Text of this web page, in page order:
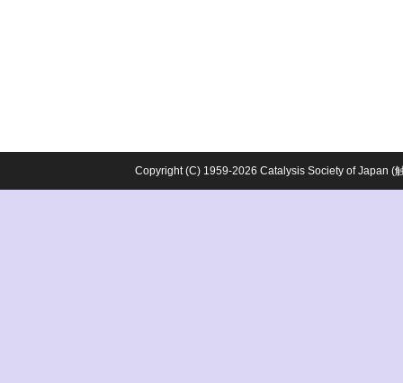
Copyright (C) 1959-2026 Catalysis Society of Japan (